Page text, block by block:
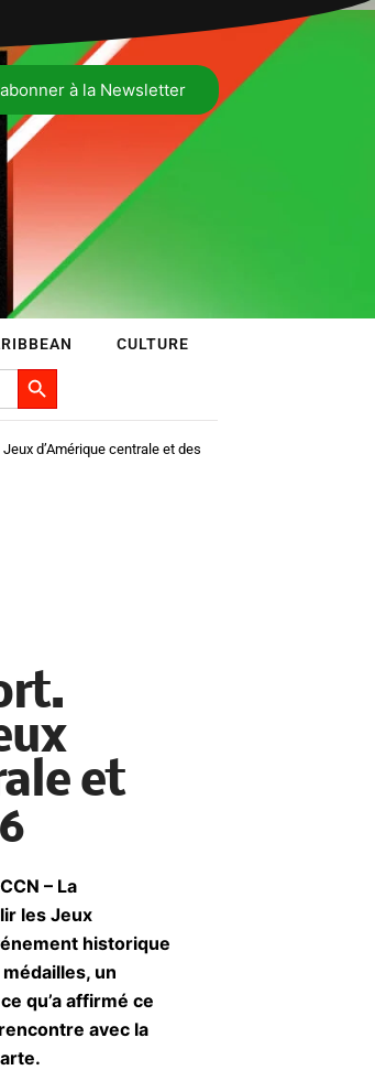
à la Newsletter
CULTURE
Search Button
d’Amérique centrale et des
et
– La
les Jeux
historique
un
qu’a affirmé ce
avec la